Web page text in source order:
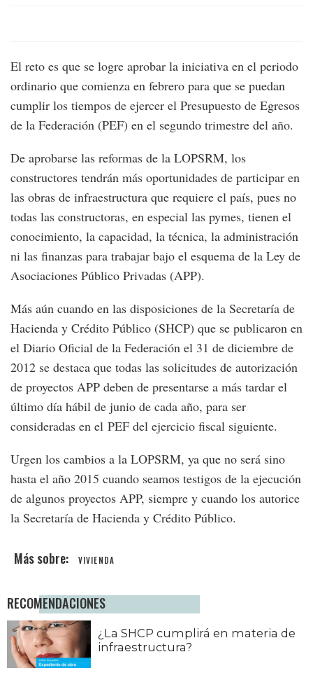
El reto es que se logre aprobar la iniciativa en el periodo
ordinario que comienza en febrero para que se puedan
cumplir los tiempos de ejercer el Presupuesto de Egresos
de la Federación (PEF) en el segundo trimestre del año.
De aprobarse las reformas de la LOPSRM, los
constructores tendrán más oportunidades de participar en
las obras de infraestructura que requiere el país, pues no
todas las constructoras, en especial las pymes, tienen el
conocimiento, la capacidad, la técnica, la administración
ni las finanzas para trabajar bajo el esquema de la Ley de
Asociaciones Público Privadas (APP).
Más aún cuando en las disposiciones de la Secretaría de
Hacienda y Crédito Público (SHCP) que se publicaron en
el Diario Oficial de la Federación el 31 de diciembre de
2012 se destaca que todas las solicitudes de autorización
de proyectos APP deben de presentarse a más tardar el
último día hábil de junio de cada año, para ser
consideradas en el PEF del ejercicio fiscal siguiente.
Urgen los cambios a la LOPSRM, ya que no será sino
hasta el año 2015 cuando seamos testigos de la ejecución
de algunos proyectos APP, siempre y cuando los autorice
la Secretaría de Hacienda y Crédito Público.
VIVIENDA
RECOMENDACIONES
¿La SHCP cumplirá en materia de
infraestructura?